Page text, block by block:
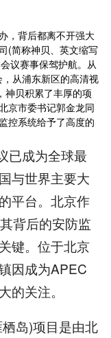
背后都离不开强大
(简称神贝、英文缩写
议赛事保驾护航。从
从浦东新区的高清视
神贝积累了丰厚的项
京市委书记郭金龙同
控系统给予了高度的
成为全球最
与世界主要大
平台。北京作
背后的安防监
键。位于北京
因成为APEC
的关注。
岛)项目是由北